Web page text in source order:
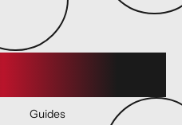
Guides
Demander un